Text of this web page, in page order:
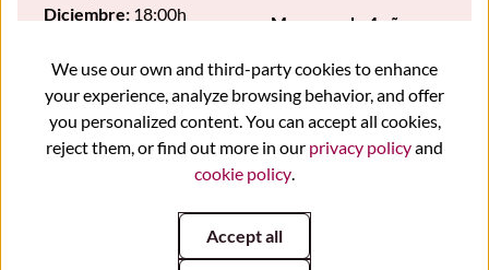
Diciembre: 18:00h
Recoletos
Menores de 4 años:
We use our own and third-party cookies to enhance
your experience, analyze browsing behavior, and offer
you personalized content. You can accept all cookies,
reject them, or find out more in our privacy policyand
cookie policy.
Accept all